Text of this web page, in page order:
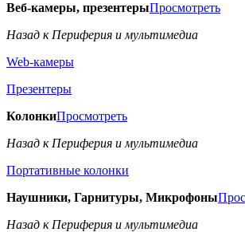
Веб-камеры, презентерыПросмотреть
Назад к Периферия и мультимедиа
Web-камеры
Презентеры
КолонкиПросмотреть
Назад к Периферия и мультимедиа
Портативные колонки
Наушники, Гарнитуры, Микрофоны
Назад к Периферия и мультимедиа